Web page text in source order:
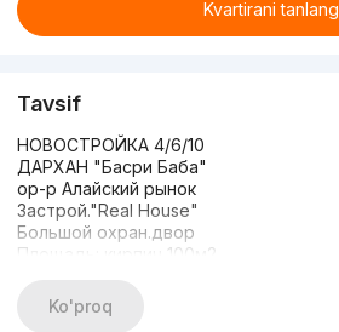
Kvartirani tanlang
Tavsif
НОВОСТРОЙКА 4/6/10
ДАРХАН "Басри Баба"
ор-р Алайский рынок
Застрой."Real House"
Большой охран.двор
Площадь: кирпич 100м2
Дизайнерский ремонт/
Укомплектована/новая
Ko'proq